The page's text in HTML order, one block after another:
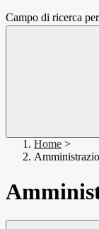
Campo di ricerca
Home >